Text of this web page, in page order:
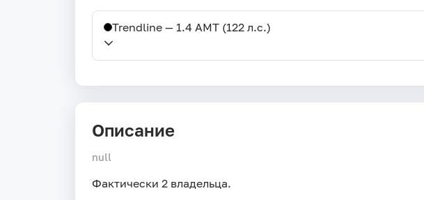
Trendline — 1.4 AMT (122 л.с.)
Описание
null
Фактически 2 владельца.